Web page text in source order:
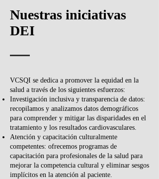
Nuestras iniciativas
DEI
VCSQI se dedica a promover la equidad en la
salud a través de los siguientes esfuerzos:
Investigación inclusiva y transparencia de datos:
recopilamos y analizamos datos demográficos
para comprender y mitigar las disparidades en el
tratamiento y los resultados cardiovasculares.
Atención y capacitación culturalmente
competentes: ofrecemos programas de
capacitación para profesionales de la salud para
mejorar la competencia cultural y eliminar sesgos
implícitos en la atención al paciente.